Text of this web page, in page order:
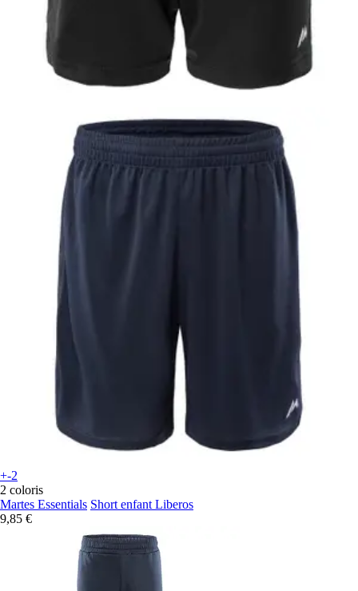
+-2
2 coloris
Martes Essentials Short enfant Liberos
9,85 €